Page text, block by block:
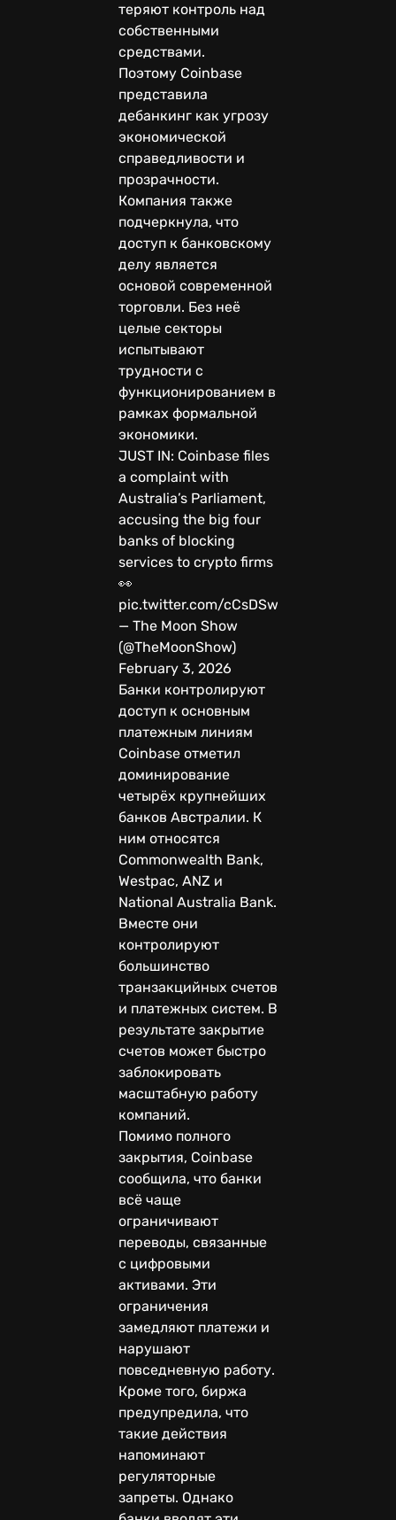
теряют контроль над
собственными
средствами.
Поэтому Coinbase
представила
дебанкинг как угрозу
экономической
справедливости и
прозрачности.
Компания также
подчеркнула, что
доступ к банковскому
делу является
основой современной
торговли. Без неё
целые секторы
испытывают
трудности с
функционированием в
рамках формальной
экономики.
JUST IN: Coinbase files
a complaint with
Australia’s Parliament,
accusing the big four
banks of blocking
services to crypto firms
👀
pic.twitter.com/cCsDSwasBG
— The Moon Show
(@TheMoonShow)
February 3, 2026
Банки контролируют
доступ к основным
платежным линиям
Coinbase отметил
доминирование
четырёх крупнейших
банков Австралии. К
ним относятся
Commonwealth Bank,
Westpac, ANZ и
National Australia Bank.
Вместе они
контролируют
большинство
транзакцийных счетов
и платежных систем. В
результате закрытие
счетов может быстро
заблокировать
масштабную работу
компаний.
Помимо полного
закрытия, Coinbase
сообщила, что банки
всё чаще
ограничивают
переводы, связанные
с цифровыми
активами. Эти
ограничения
замедляют платежи и
нарушают
повседневную работу.
Кроме того, биржа
предупредила, что
такие действия
напоминают
регуляторные
запреты. Однако